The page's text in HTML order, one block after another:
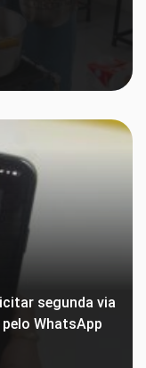
segunda via
WhatsApp